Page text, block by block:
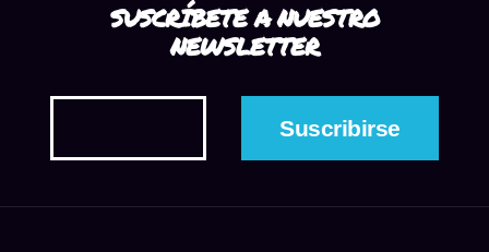
SUSCRÍBETE A NUESTRO
NEWSLETTER